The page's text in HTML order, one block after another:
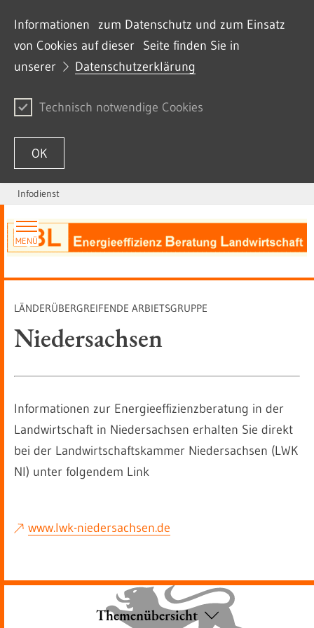
Informationen zum Datenschutz und zum Einsatz
von Cookies auf dieser Seite finden Sie in
unserer
Datenschutzerklärung
Technisch notwendige Cookies
OK
Zum Inhalt springen
Infodienst
MENÜ
LÄNDERÜBERGREIFENDE ARBIETSGRUPPE
Niedersachsen
Informationen zur Energieeffizienzberatung in der
Landwirtschaft in Niedersachsen erhalten Sie direkt
bei der Landwirtschaftskammer Niedersachsen (LWK
NI) unter folgendem Link
www.lwk-niedersachsen.de
Themenübersicht